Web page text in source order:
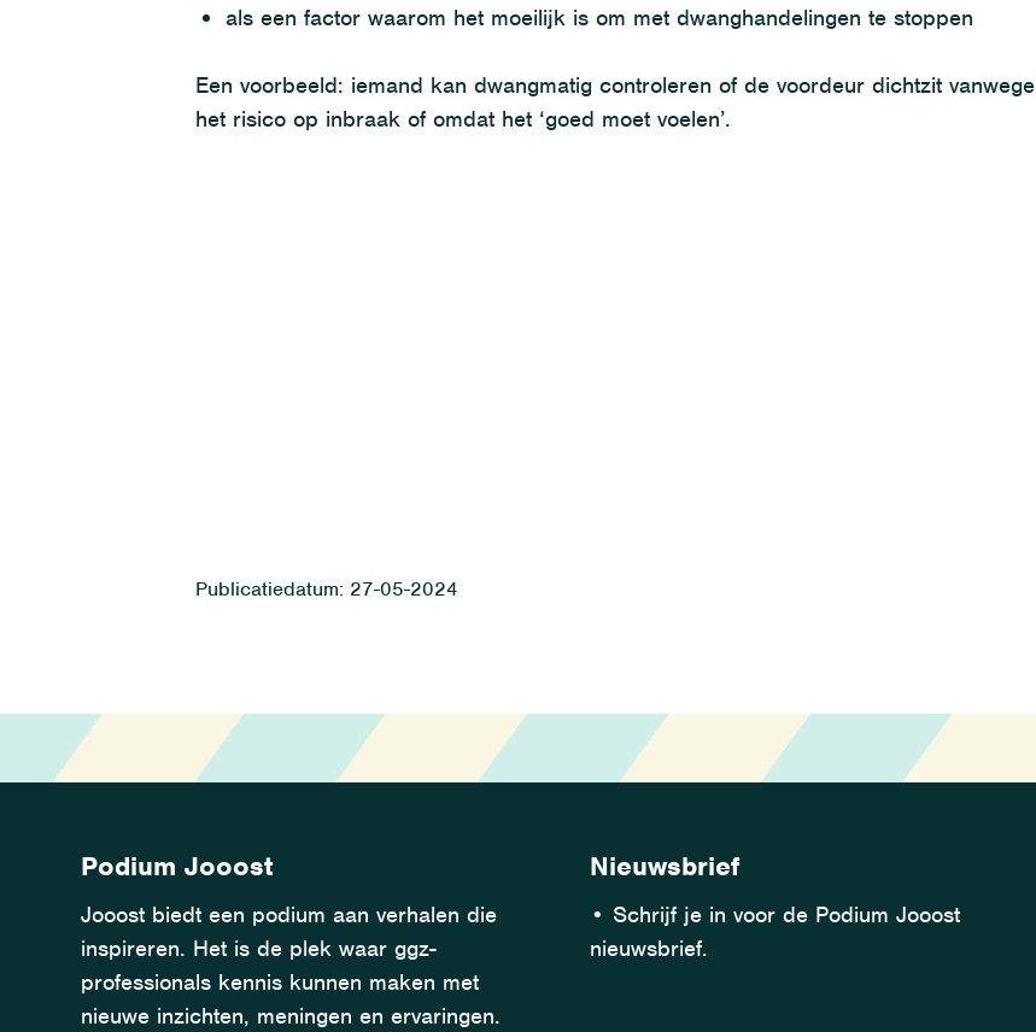
als eenfactor waarom het moeilijk is om met dwanghandelingen te stoppen
Een voorbeeld: iemand kan dwangmatig controleren of de voordeur dichtzit vanwege
het risico op inbraak ofomdat het ‘goed moet voelen’.
27-05-2024
Podium Jooost
Jooost biedt een podium aan verhalen die
inspireren. Het is de plek waar ggz-
professionals kennis kunnen maken met
nieuwe inzichten, meningen en ervaringen.
Nieuwsbrief
• Schrijf je in voor de Podium Jooost
nieuwsbrief.